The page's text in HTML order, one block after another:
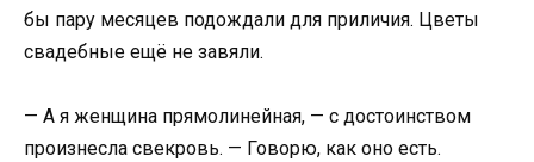
бы пару месяцев подождали для приличия. Цветы
свадебные ещё не завяли.
— А я женщина прямолинейная, — с достоинством
произнесла свекровь. — Говорю, как оно есть.